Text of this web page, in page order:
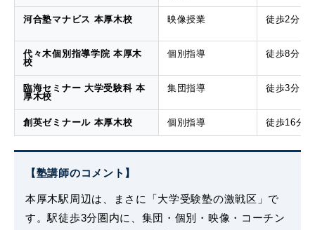
河合塾マナビス 本厚木校 映像授業 徒歩2分
代々木個別指導学院 本厚木
校
個別指導 徒歩8分
臨海セミナー 大学受験科 本
厚木校
集団指導 徒歩3分
創英ゼミナール 本厚木校 個別指導 徒歩16分
【塾講師のコメント】
本厚木駅周辺は、まさに「大学受験塾の激戦区」で
す。駅徒歩3分圏内に、集団・個別・映像・コーチン